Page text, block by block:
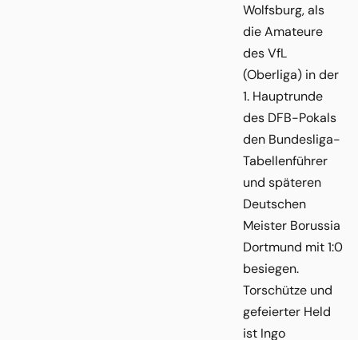
Wolfsburg, als
die Amateure
des VfL
(Oberliga) in der
1. Hauptrunde
des DFB-Pokals
den Bundesliga-
Tabellenführer
und späteren
Deutschen
Meister Borussia
Dortmund mit 1:0
besiegen.
Torschütze und
gefeierter Held
ist Ingo